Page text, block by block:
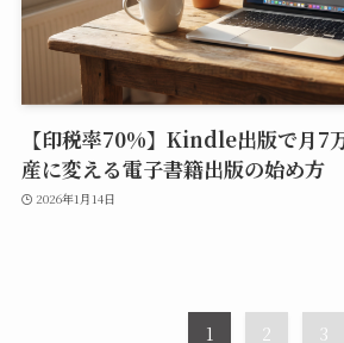
【印税率70%】Kindle出版で月7
産に変える電子書籍出版の始め方
2026年1月14日
1 2 3